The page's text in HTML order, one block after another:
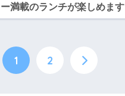
ー満載のランチが楽しめます
1 2